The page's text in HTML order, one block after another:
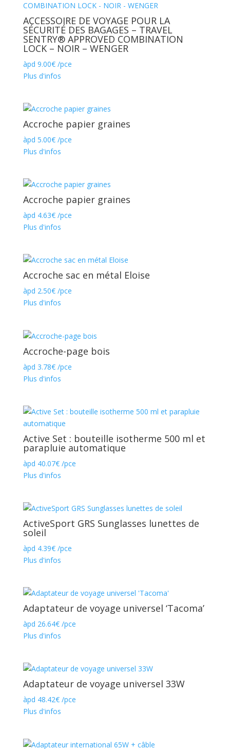
ACCESSOIRE DE VOYAGE POUR LA
SÉCURITÉ DES BAGAGES – TRAVEL
SENTRY® APPROVED COMBINATION
LOCK – NOIR – WENGER
àpd 9.00€/pce
Plus d'infos
Accroche papier graines
àpd 5.00€/pce
Plus d'infos
Accroche papier graines
àpd 4.63€/pce
Plus d'infos
Accroche sac en métal Eloise
àpd 2.50€/pce
Plus d'infos
Accroche-page bois
àpd 3.78€/pce
Plus d'infos
Active Set : bouteille isotherme 500 ml et
parapluie automatique
àpd 40.07€/pce
Plus d'infos
ActiveSport GRS Sunglasses lunettes de
soleil
àpd 4.39€/pce
Plus d'infos
Adaptateur de voyage universel ‘Tacoma’
àpd 26.64€/pce
Plus d'infos
Adaptateur de voyage universel 33W
àpd 48.42€/pce
Plus d'infos